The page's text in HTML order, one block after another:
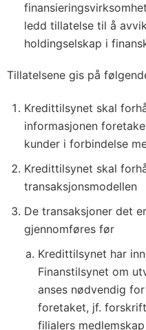
ledd tillatelse til å
holdingselskap i
Tillatelsene gis på
Kredittilsynet skal
informasjonen
kunder i forbindelse
Kredittilsynet skal
transaksjonsmodellen
De transaksjoner det
gjennomføres før
Kredittilsynet har
Finanstilsynet om
anses nødvendig
foretaket, jf.
filialers